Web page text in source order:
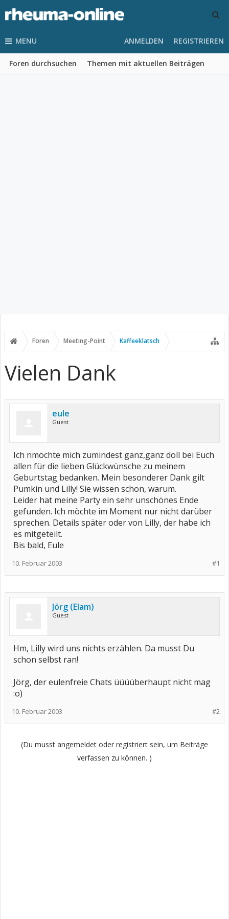
MENU
Foren durchsuchen Themen mit aktuellen Beiträgen
ANMELDEN REGISTRIEREN
Foren Meeting-Point Kaffeeklatsch
Vielen Dank
eule
Guest
Ich nmöchte mich zumindest ganz,ganz doll bei Euch
allen für die lieben Glückwünsche zu meinem
Geburtstag bedanken. Mein besonderer Dank gilt
Pumkin und Lilly! Sie wissen schon, warum.
Leider hat meine Party ein sehr unschönes Ende
gefunden. Ich möchte im Moment nur nicht darüber
sprechen. Details später oder von Lilly, der habe ich
es mitgeteilt.
Bis bald, Eule
#1
10. Februar 2003
Jörg (Elam)
Guest
Hm, Lilly wird uns nichts erzählen. Da musst Du
schon selbst ran!
Jörg, der eulenfreie Chats üüüüberhaupt nicht mag
:o)
#2
10. Februar 2003
(Du musst angemeldet oder registriert sein, um Beiträge
verfassen zu können. )